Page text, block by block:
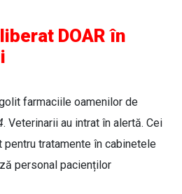
DOAR în
farmaciile oamenilor de
. Veterinarii au intrat în alertă. Cei
tratamente în cabinetele
personal pacienților